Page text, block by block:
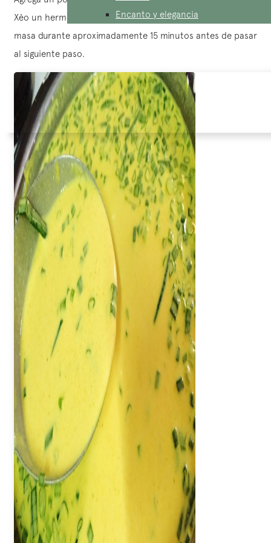
Encanto y elegancia
Xèo un hermoso color dorado al cocinar. Deja reposar la
masa durante aproximadamente 15 minutos antes de pasar
al siguiente paso.